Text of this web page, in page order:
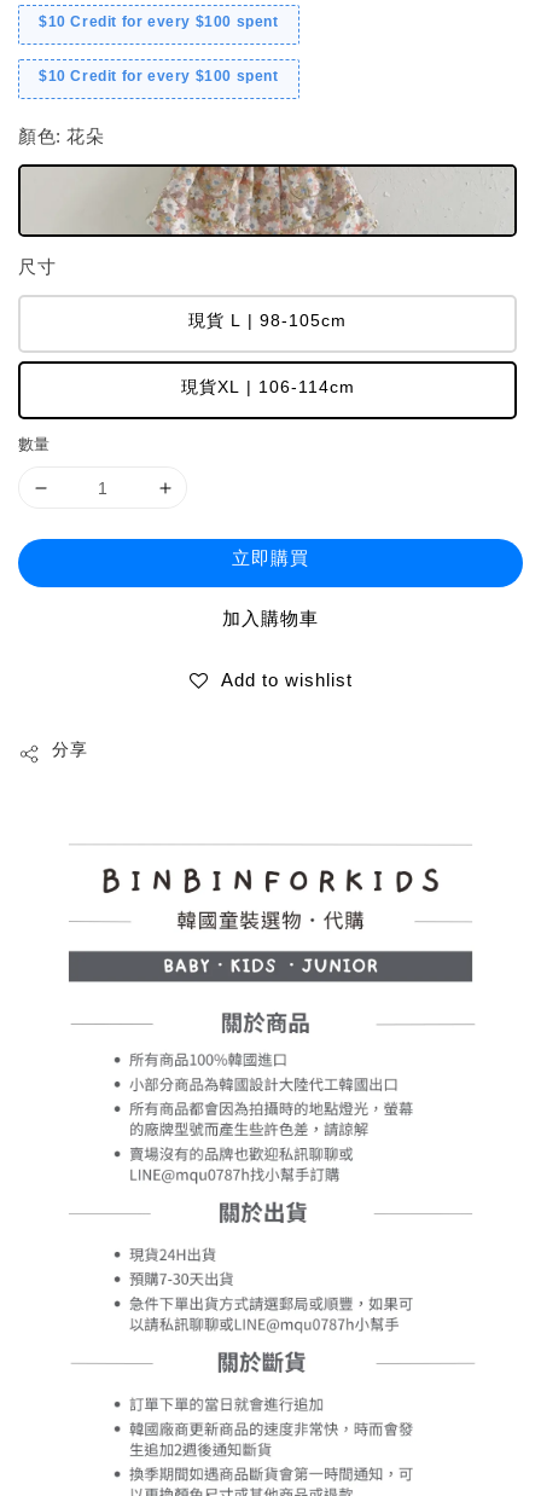
$10 Credit for every $100 spent
$10 Credit for every $100 spent
顏色: 花朵
尺寸
現貨 L | 98-105cm
現貨XL | 106-114cm
數量
立即購買
加入購物車
Add to wishlist
分享